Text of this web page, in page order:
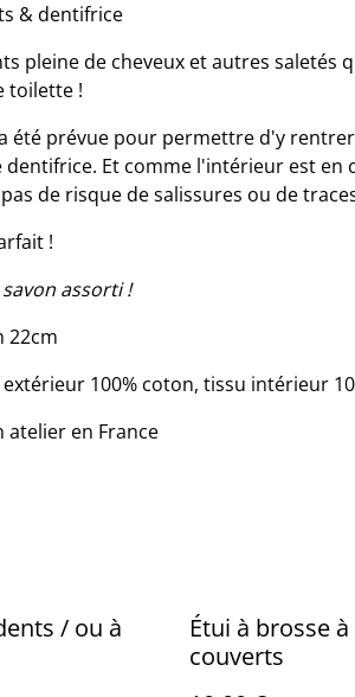
& dentifrice
pleine de cheveux et autres saletés
toilette !
été prévue pour permettre d'y
Et comme l'intérieur est en
de risque de salissures ou de
!
assorti !
22cm
100% coton, tissu intérieur
atelier en France
/ ou à
Étui à brosse
couverts